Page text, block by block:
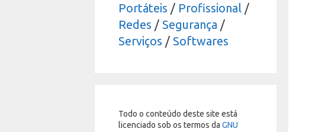
Portáteis / Profissional /
Redes / Segurança /
Serviços / Softwares
Todo o conteúdo deste site está
licenciado sob os termos da GNU